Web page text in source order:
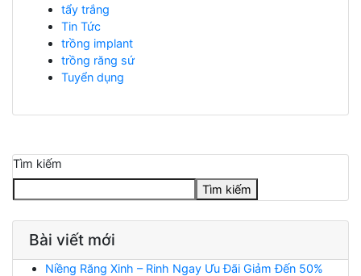
tẩy trắng
Tin Tức
trồng implant
trồng răng sứ
Tuyển dụng
Tìm kiếm
Tìm kiếm
Bài viết mới
Niềng Răng Xinh – Rinh Ngay Ưu Đãi Giảm Đến 50%